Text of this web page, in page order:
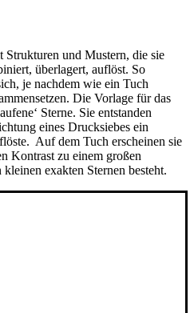
und Mustern, die sie
überlagert, auflöst. So
je nachdem wie ein Tuch
Die Vorlage für das
Sterne. Sie entstanden
eines Drucksiebes ein
Auf dem Tuch erscheinen sie
Kontrast zu einem großen
exakten Sternen besteht.